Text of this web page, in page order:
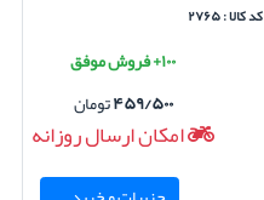
کد کالا : ۲۷۶۵
۱۰۰+ فروش موفق
۴۵۹/۵۰۰تومان
امکان ارسال روزانه